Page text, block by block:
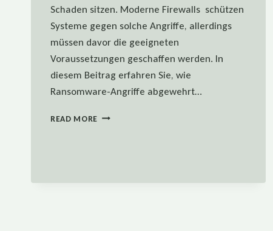
Schaden sitzen. Moderne Firewalls schützen
Systeme gegen solche Angriffe, allerdings
müssen davor die geeigneten
Voraussetzungen geschaffen werden. In
diesem Beitrag erfahren Sie, wie
Ransomware-Angriffe abgewehrt…
READ MORE FIREWALL: